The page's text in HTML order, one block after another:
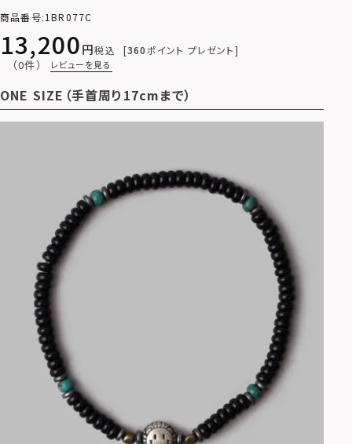
商品番号 1BR077C
13,200 税込 360ポイント プレゼント
（0件） レビューを見る
ONE SIZE（手首周り17cmまで）